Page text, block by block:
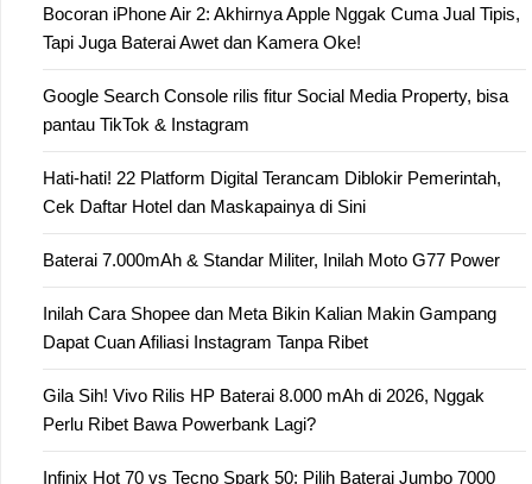
Bocoran iPhone Air 2: Akhirnya Apple Nggak Cuma Jual Tipis,
Tapi Juga Baterai Awet dan Kamera Oke!
Google Search Console rilis fitur Social Media Property, bisa
pantau TikTok & Instagram
Hati-hati! 22 Platform Digital Terancam Diblokir Pemerintah,
Cek Daftar Hotel dan Maskapainya di Sini
Baterai 7.000mAh & Standar Militer, Inilah Moto G77 Power
Inilah Cara Shopee dan Meta Bikin Kalian Makin Gampang
Dapat Cuan Afiliasi Instagram Tanpa Ribet
Gila Sih! Vivo Rilis HP Baterai 8.000 mAh di 2026, Nggak
Perlu Ribet Bawa Powerbank Lagi?
Infinix Hot 70 vs Tecno Spark 50: Pilih Baterai Jumbo 7000